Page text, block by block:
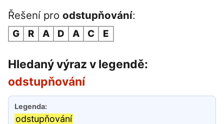
Řešení pro odstupňování:
G R A D A C E
Hledaný výraz v legendě:
odstupňování
odstupňování